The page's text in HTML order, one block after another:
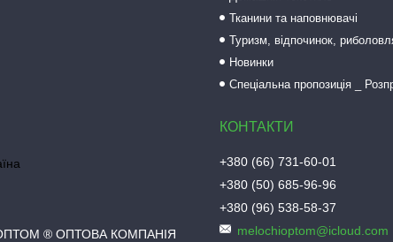
Тканини та наповнювачі
Туризм, відпочинок,
Новинки
Спеціальна пропозиція _
® ОПТОВА КОМПАНІЯ
+380 (66) 731-60-01
+380 (50) 685-96-96
+380 (96) 538-58-37
melochioptom@icloud.com